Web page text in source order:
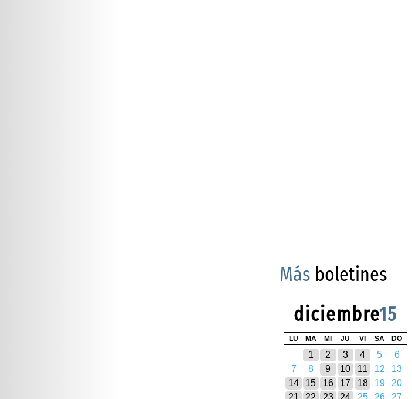
Más boletines
diciembre15
LU MA MI JU VI SA DO
1 2 3 4 5
6
7
8 9 10 11 12
13
14
15 16 17 18 19
20